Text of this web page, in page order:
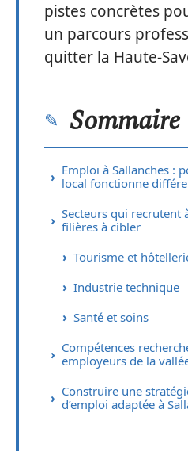
pistes concrètes
un parcours
quitter la Haute-
Sommaire
Emploi à Sallanches :
local fonctionne
Secteurs qui recrutent
filières à cibler
Tourisme et
Industrie technique
Santé et soins
Compétences
employeurs de la
Construire une
d’emploi adaptée à